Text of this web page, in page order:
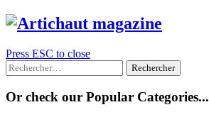
Press ESC to close
Rechercher :
Or check our Popular Categories...